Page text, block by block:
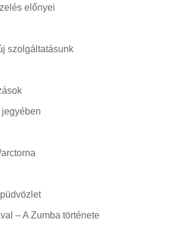
előnyei
szolgáltatásunk
– A Zumba története